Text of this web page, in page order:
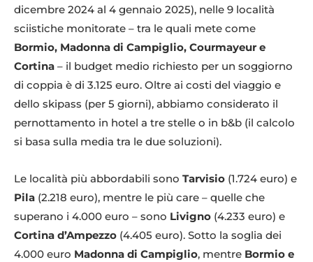
dicembre 2024 al 4 gennaio 2025), nelle 9 località
sciistiche monitorate – tra le quali mete come
Bormio, Madonna di Campiglio, Courmayeur e
Cortina – il budget medio richiesto per un soggiorno
di coppia è di 3.125 euro. Oltre ai costi del viaggio e
dello skipass (per 5 giorni), abbiamo considerato il
pernottamento in hotel a tre stelle o in b&b (il calcolo
si basa sulla media tra le due soluzioni).
Le località più abbordabili sono Tarvisio (1.724 euro) e
Pila (2.218 euro), mentre le più care – quelle che
superano i 4.000 euro – sono Livigno (4.233 euro) e
Cortina d’Ampezzo (4.405 euro). Sotto la soglia dei
4.000 euro Madonna di Campiglio, mentre Bormio e